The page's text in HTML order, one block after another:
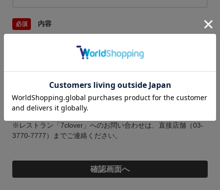
内容
※レストラン「7clover」へのお問い合わせは、直接店舗（03-
3770-7777）までご連絡ください。